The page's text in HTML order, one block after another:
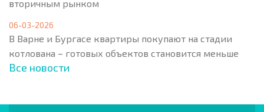
вторичным рынком
06-03-2026
В Варне и Бургасе квартиры покупают на стадии
котлована – готовых объектов становится меньше
Все новости